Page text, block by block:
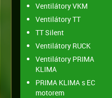
Ventilátory VKM
Ventilátory TT
TT Silent
Ventilátory RUCK
Ventilátory PRIMA
KLIMA
PRIMA KLIMA s EC
motorem